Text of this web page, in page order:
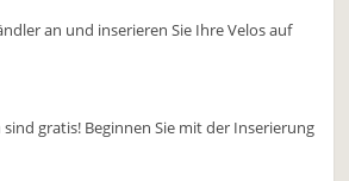
an und inserieren Sie Ihre Velos auf
gratis! Beginnen Sie mit der Inserierung